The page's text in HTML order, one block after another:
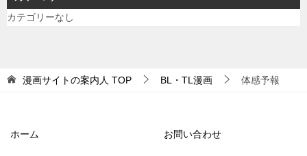
カテゴリーなし
漫画サイトの案内人 TOP BL・TL漫画 体感予報
ホーム お問い合わせ